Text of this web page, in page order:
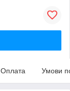
Оплата Умови